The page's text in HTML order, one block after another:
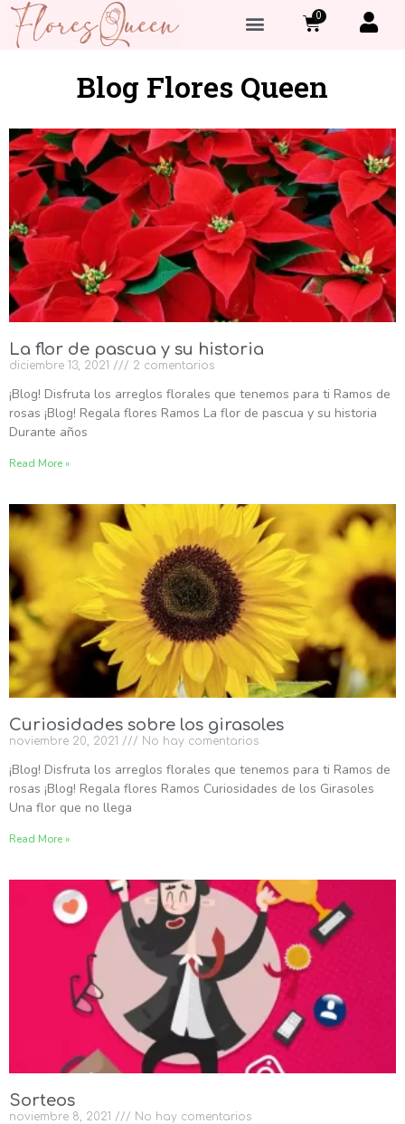
0
Blog Flores Queen
La flor de pascua y su historia
diciembre 13, 2021 2 comentarios
¡Blog! Disfruta los arreglos florales que tenemos para ti Ramos de
rosas ¡Blog! Regala flores Ramos La flor de pascua y su historia
Durante años
Read More »
Curiosidades sobre los girasoles
noviembre 20, 2021 No hay comentarios
¡Blog! Disfruta los arreglos florales que tenemos para ti Ramos de
rosas ¡Blog! Regala flores Ramos Curiosidades de los Girasoles
Una flor que no llega
Read More »
Sorteos
noviembre 8, 2021 No hay comentarios